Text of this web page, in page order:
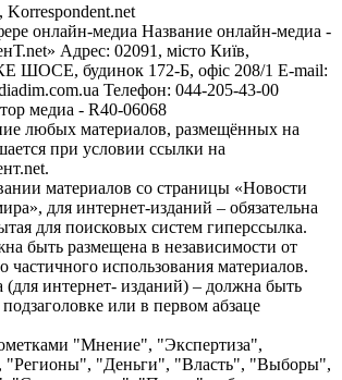
онлайн-медиа Название онлайн-медиа -
Адрес: 02091, місто Київ,
ШОСЕ, будинок 172-Б, офіс 208/1 E-mail:
Телефон: 044-205-43-00
медиа - R40-06068
любых материалов, размещённых на
при условии ссылки на
материалов со страницы «Новости
для интернет-изданий – обязательна
для поисковых систем гиперссылка.
быть размещена в независимости от
частичного использования материалов.
(для интернет- изданий) – должна быть
или в первом абзаце
"Мнение", "Экспертиза",
"Регионы", "Деньги", "Власть", "Выборы",